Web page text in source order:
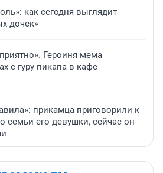
как сегодня выглядит
дочек»
Героиня мема
с гуру пикапа в кафе
прикамца приговорили к
семьи его девушки, сейчас он